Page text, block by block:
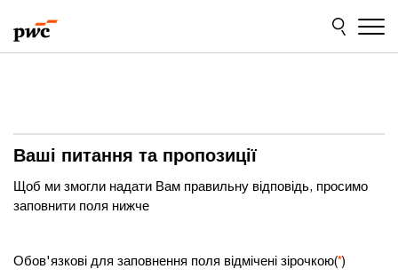
to
content
to
footer
Ваші питання та пропозиції
Щоб ми змогли надати Вам правильну відповідь, просимо
заповнити поля нижче
Обов'язкові для заповнення поля відмічені зірочкою(*)